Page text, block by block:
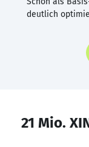
deutlich
21 Mio.